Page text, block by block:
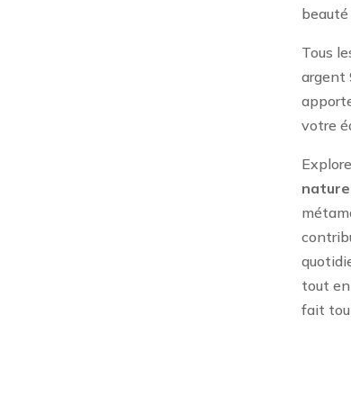
Tous
argent
votre
tout
fait